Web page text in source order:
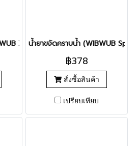
X-Glass Shield )
น้ำยาขจัดคราบน้ำ (WIBWUB Spot
฿378
สั่งซื้อสินค้า
เปรียบเทียบ